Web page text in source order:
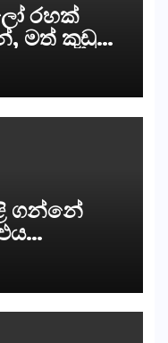
රහක්
මත් කුඩු
මහජන
ගන්නේ
නො වේ.
බෞද්ධ